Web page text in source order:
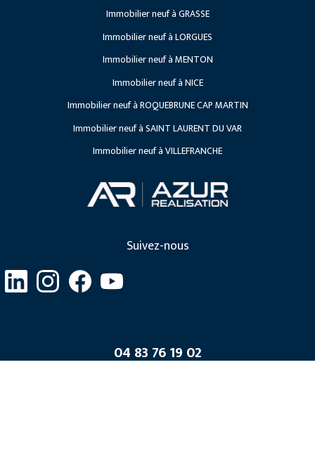
Immobilier neuf à GRASSE
Immobilier neuf à LORGUES
Immobilier neuf à MENTON
Immobilier neuf à NICE
Immobilier neuf à ROQUEBRUNE CAP MARTIN
Immobilier neuf à SAINT LAURENT DU VAR
Immobilier neuf à VILLEFRANCHE
Suivez-nous
04 83 76 19 02